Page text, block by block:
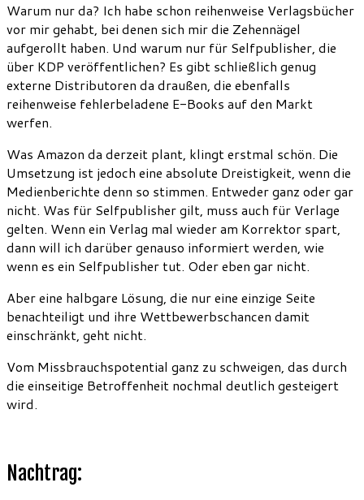
Warum nur da? Ich habe schon reihenweise Verlagsbücher
vor mir gehabt, bei denen sich mir die Zehennägel
aufgerollt haben. Und warum nur für Selfpublisher, die
über KDP veröffentlichen? Es gibt schließlich genug
externe Distributoren da draußen, die ebenfalls
reihenweise fehlerbeladene E-Books auf den Markt
werfen.
Was Amazon da derzeit plant, klingt erstmal schön. Die
Umsetzung ist jedoch eine absolute Dreistigkeit, wenn die
Medienberichte denn so stimmen. Entweder ganz oder gar
nicht. Was für Selfpublisher gilt, muss auch für Verlage
gelten. Wenn ein Verlag mal wieder am Korrektor spart,
dann will ich darüber genauso informiert werden, wie
wenn es ein Selfpublisher tut. Oder eben gar nicht.
Aber eine halbgare Lösung, die nur eine einzige Seite
benachteiligt und ihre Wettbewerbschancen damit
einschränkt, geht nicht.
Vom Missbrauchspotential ganz zu schweigen, das durch
die einseitige Betroffenheit nochmal deutlich gesteigert
wird.
Nachtrag: